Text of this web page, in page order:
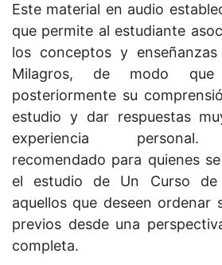
Este material en audio
que permite al estudiante
los conceptos y
Milagros, de modo que
posteriormente su
estudio y dar respuestas
experiencia personal.
recomendado para quienes
el estudio de Un Curso
aquellos que deseen ordenar
previos desde una
completa.